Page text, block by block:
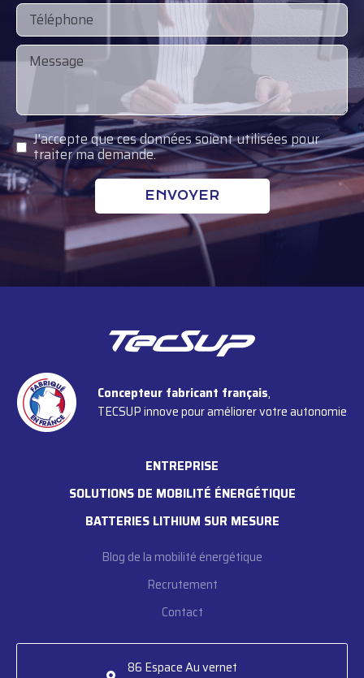
J'accepte que ces données soient utilisées pour
traiter ma demande.
Concepteur fabricant français,
TECSUP innove pour améliorer votre autonomie
ENTREPRISE
SOLUTIONS DE MOBILITÉ ÉNERGÉTIQUE
BATTERIES LITHIUM SUR MESURE
Blog de la mobilité énergétique
Recrutement
Contact
86 Espace Au vernet